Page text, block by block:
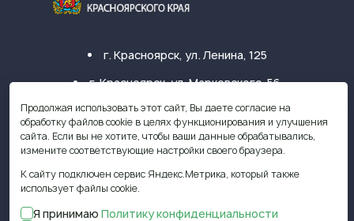
г. Красноярск, ул. Ленина, 125
г. Красноярск, ул. Марковского, 56
+7 (391) 249-31-33
krasagro@krasagro.ru
© 2009—2026 Министерство
Продолжая использовать этот сайт, Вы даете согласие на
обработку файлов cookie в целях функционирования и улучшения
сайта. Если вы не хотите, чтобы ваши данные обрабатывались,
измените соответствующие настройки своего браузера.
К сайту подключен сервис Яндекс.Метрика, который также
использует файлы cookie.
Я принимаю Политику конфиденциальности